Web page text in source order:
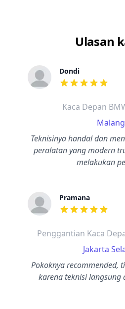
Ulasan
Dondi
dari ulasan
Kaca Depan
Malang
Teknisinya handal dan
peralatan yang modern
melakukan
Pramana
dari ulasan
Penggantian Kaca
Jakarta
Pokoknya recommended,
karena teknisi langsung